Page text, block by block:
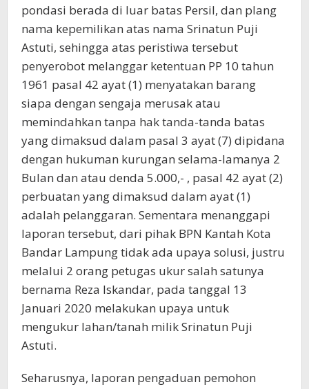
pondasi berada di luar batas Persil, dan plang
nama kepemilikan atas nama Srinatun Puji
Astuti, sehingga atas peristiwa tersebut
penyerobot melanggar ketentuan PP 10 tahun
1961 pasal 42 ayat (1) menyatakan barang
siapa dengan sengaja merusak atau
memindahkan tanpa hak tanda-tanda batas
yang dimaksud dalam pasal 3 ayat (7) dipidana
dengan hukuman kurungan selama-lamanya 2
Bulan dan atau denda 5.000,- , pasal 42 ayat (2)
perbuatan yang dimaksud dalam ayat (1)
adalah pelanggaran. Sementara menanggapi
laporan tersebut, dari pihak BPN Kantah Kota
Bandar Lampung tidak ada upaya solusi, justru
melalui 2 orang petugas ukur salah satunya
bernama Reza Iskandar, pada tanggal 13
Januari 2020 melakukan upaya untuk
mengukur lahan/tanah milik Srinatun Puji
Astuti.
Seharusnya, laporan pengaduan pemohon